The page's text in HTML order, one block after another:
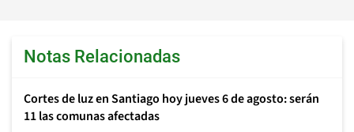
Notas Relacionadas
Cortes de luz en Santiago hoy jueves 6 de agosto: serán
11 las comunas afectadas